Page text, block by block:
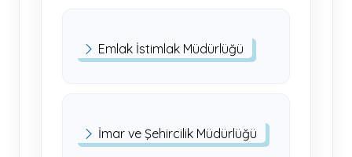
Emlak İstimlak Müdürlüğü
İmar ve Şehircilik Müdürlüğü